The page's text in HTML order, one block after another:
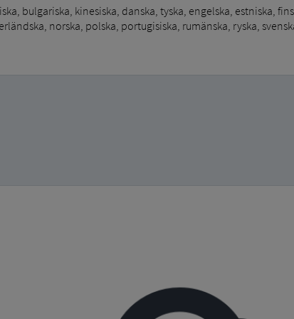
bulgariska, kinesiska, danska, tyska, engelska, estniska,
norska, polska, portugisiska, rumänska, ryska,